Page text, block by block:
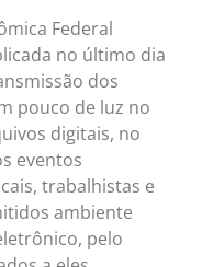
Federal
no último dia
dos
pouco de luz no
digitais, no
eventos
trabalhistas e
ambiente
pelo